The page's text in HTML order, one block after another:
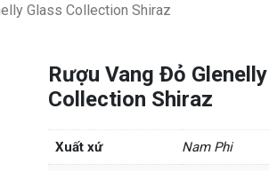
Glass Collection Shiraz
Rượu Vang Đỏ
Collection Shiraz
Xuất xứ Nam Phi